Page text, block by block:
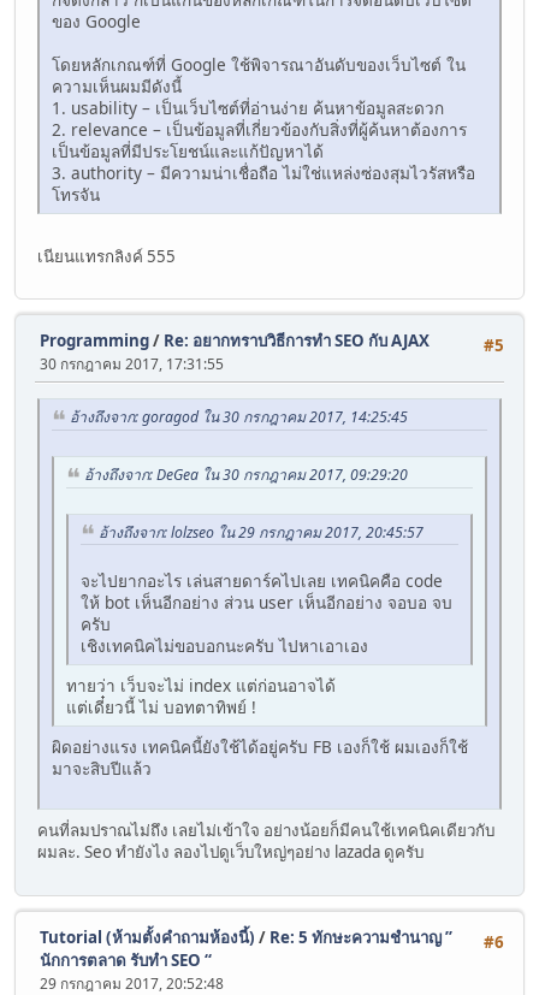
ของ Google
โดยหลักเกณฑ์ที่ Google ใช้พิจารณาอันดับของเว็บไซต์ ใน
ความเห็นผมมีดังนี้
1. usability – เป็นเว็บไซต์ที่อ่านง่าย ค้นหาข้อมูลสะดวก
2. relevance – เป็นข้อมูลที่เกี่ยวข้องกับสิ่งที่ผู้ค้นหาต้องการ
เป็นข้อมูลที่มีประโยชน์และแก้ปัญหาได้
3. authority – มีความน่าเชื่อถือ ไม่ใช่แหล่งซ่องสุมไวรัสหรือ
โทรจัน
เนียนแทรกลิงค์ 555
#5
Programming/ Re: อยากทราบวิธีการทำ SEO กับ AJAX
30 กรกฎาคม 2017, 17:31:55
อ้างถึงจาก: goragod ใน 30 กรกฎาคม 2017, 14:25:45
อ้างถึงจาก: DeGea ใน 30 กรกฎาคม 2017, 09:29:20
อ้างถึงจาก: lolzseo ใน 29 กรกฎาคม 2017, 20:45:57
จะไปยากอะไร เล่นสายดาร์คไปเลย เทคนิคคือ code
ให้ bot เห็นอีกอย่าง ส่วน user เห็นอีกอย่าง จอบอ จบ
ครับ
เชิงเทคนิคไม่ขอบอกนะครับ ไปหาเอาเอง
ทายว่า เว็บจะไม่ index แต่ก่อนอาจได้
แต่เดี๋ยวนี้ ไม่ บอทตาทิพย์ !
ผิดอย่างแรง เทคนิคนี้ยังใช้ได้อยู่ครับ FB เองก็ใช้ ผมเองก็ใช้
มาจะสิบปีแล้ว
คนที่ลมปราณไม่ถึง เลยไม่เข้าใจ อย่างน้อยก็มีคนใช้เทคนิคเดียวกับ
ผมละ. Seo ทำยังไง ลองไปดูเว็บใหญ่ๆอย่าง lazada ดูครับ
#6
Tutorial (ห้ามตั้งคำถามห้องนี้) / Re: 5 ทักษะความชำนาญ ”
นักการตลาด รับทำ SEO “
29 กรกฎาคม 2017, 20:52:48